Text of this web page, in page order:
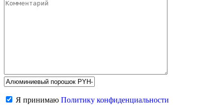
Я принимаю Политику конфиденциальности